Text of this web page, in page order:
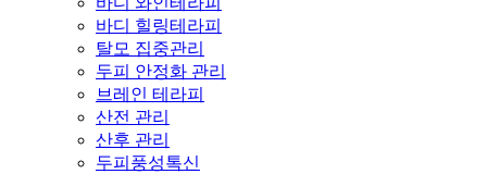
바디 힐링테라피
탈모 집중관리
두피 안정화 관리
브레인 테라피
산전 관리
산후 관리
두피풍성톡신